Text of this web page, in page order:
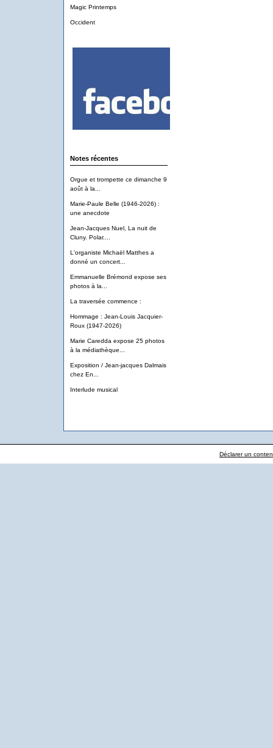
Magic Printemps
Occident
Notes récentes
Orgue et trompette ce dimanche 9
août à la...
Marie-Paule Belle (1946-2026) :
une anecdote
Jean-Jacques Nuel, La nuit de
Cluny. Polar....
L'organiste Michaël Matthes a
donné un concert...
Emmanuelle Brémond expose ses
photos à la...
La traversée commence :
Hommage : Jean-Louis Jacquier-
Roux (1947-2026)
Marie Caredda expose 25 photos
à la médiathèque...
Exposition / Jean-jacques Dalmais
chez En...
Interlude musical
Déclarer un